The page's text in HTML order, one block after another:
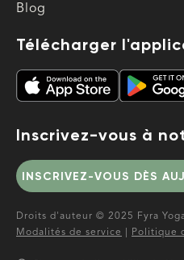
Blog
Télécharger
Inscrivez-vous à
INSCRIVEZ-VOUS DÈS
Droits d'auteur © 2025 Fyra
Modalités de service
Politique